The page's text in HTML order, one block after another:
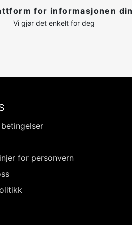
for informasjonen
Vi gjør det enkelt for deg
for personvern